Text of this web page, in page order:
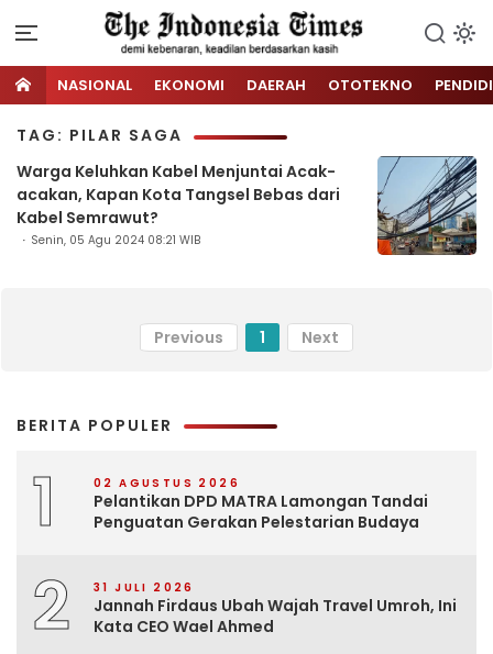
NASIONAL EKONOMI DAERAH OTOTEKNO
TAG: PILAR SAGA
Warga Keluhkan Kabel Menjuntai Acak-
acakan, Kapan Kota Tangsel Bebas dari
Kabel Semrawut?
Senin, 05 Agu 2024 08:21 WIB
Previous 1 Next
BERITA POPULER
1 02 AGUSTUS 2026
Pelantikan DPD MATRA Lamongan Tandai
Penguatan Gerakan Pelestarian Budaya
2 31 JULI 2026
Jannah Firdaus Ubah Wajah Travel Umroh, Ini
Kata CEO Wael Ahmed